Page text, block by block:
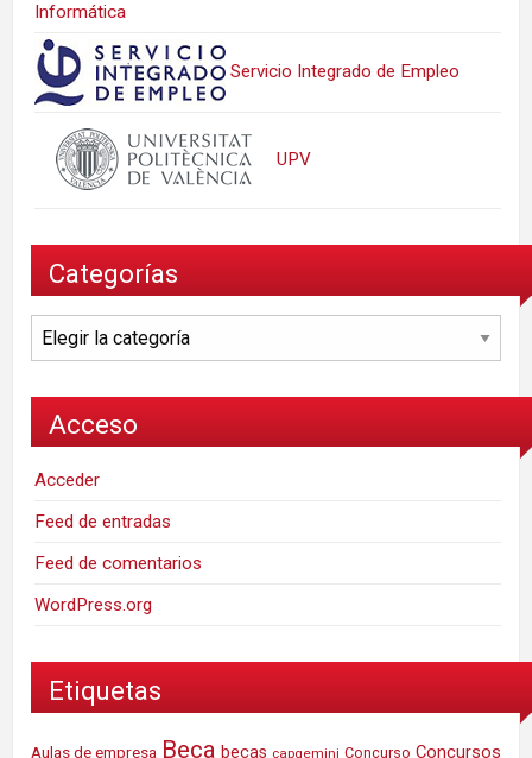
Informática
Servicio Integrado de Empleo
UPV
Categorías
Categorías
Acceso
Acceder
Feed de entradas
Feed de comentarios
WordPress.org
Etiquetas
Aulas de empresa Beca becas capgemini Concurso Concursos